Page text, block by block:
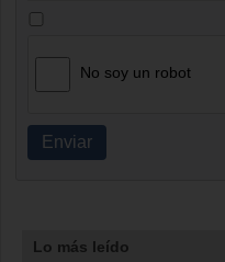
No soy un robot
Enviar
Lo más leído